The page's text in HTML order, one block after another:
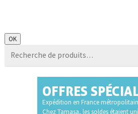
Recherche
pour :
OK
OFFRES
Expédition en France
Chez Tamasa, les soldes étaient